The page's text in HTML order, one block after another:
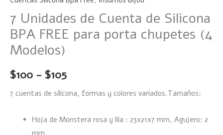
7 Unidades de Cuenta de Silicona
BPA FREE para porta chupetes (4
Modelos)
$100 - $105
7 cuentas de silicona, formas y colores variados.Tamaños:
Hoja de Monstera rosa y lila : 23x21x7 mm, Agujero: 2
mm